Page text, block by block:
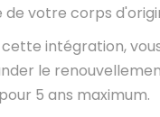
de votre corps
cette intégration,
le
5 ans maximum.